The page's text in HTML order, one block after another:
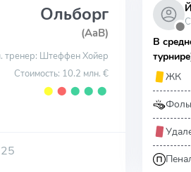
Ольборг
(AaB)
тренер: Штеффен Хойер
Стоимость: 10.2 млн. €
⬤ ⬤ ⬤ ⬤ ⬤
⬤
В
ЖК
Фолы